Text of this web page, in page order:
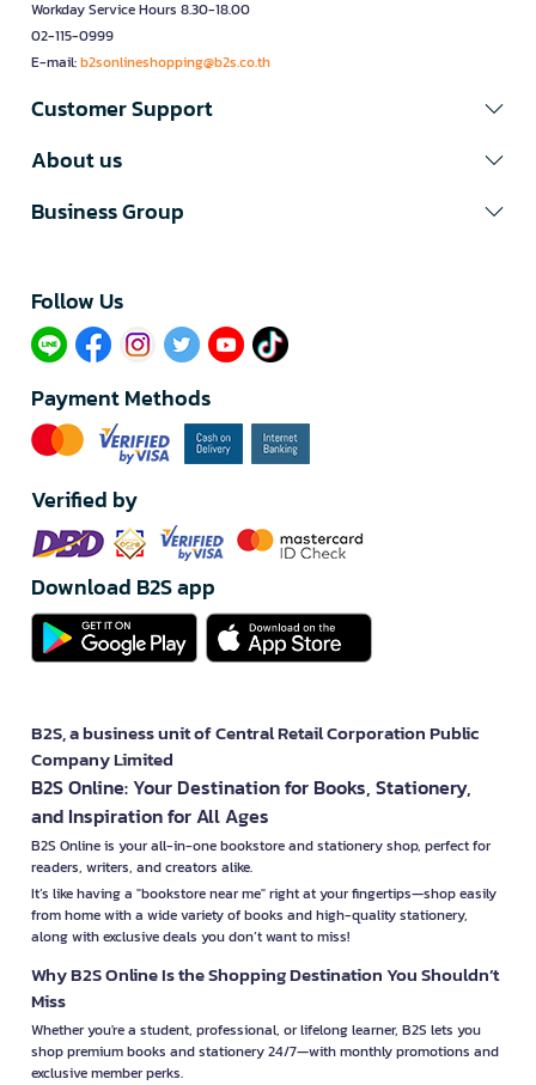
Workday Service Hours 8.30-18.00
02-115-0999
E-mail:b2sonlineshopping@b2s.co.th
Customer Support
About us
Business Group
Follow Us​
Payment Methods
Verified by
Download B2S app
B2S, a business unit of Central Retail Corporation Public
Company Limited
B2S Online: Your Destination for Books, Stationery,
and Inspiration for All Ages
B2S Online is your all-in-one bookstore and stationery shop, perfect for
readers, writers, and creators alike.
It’s like having a "bookstore near me" right at your fingertips—shop easily
from home with a wide variety of books and high-quality stationery,
along with exclusive deals you don’t want to miss!
Why B2S Online Is the Shopping Destination You Shouldn’t
Miss
Whether you're a student, professional, or lifelong learner, B2S lets you
shop premium books and stationery 24/7—with monthly promotions and
exclusive member perks.